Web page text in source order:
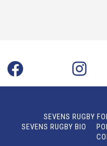
SEVENS RUGBY
SEVENS RUGBY BIO